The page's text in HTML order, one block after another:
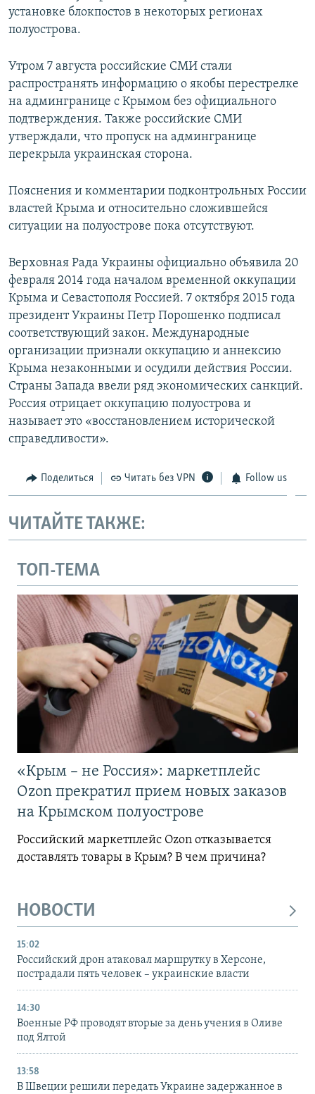
установке блокпостов в некоторых регионах
полуострова.
Утром 7 августа российские СМИ стали
распространять информацию о якобы перестрелке
на админгранице с Крымом без официального
подтверждения. Также российские СМИ
утверждали, что пропуск на админгранице
перекрыла украинская сторона.
Пояснения и комментарии подконтрольных России
властей Крыма и относительно сложившейся
ситуации на полуострове пока отсутствуют.
Верховная Рада Украины официально объявила 20
февраля 2014 года началом временной оккупации
Крыма и Севастополя Россией. 7 октября 2015 года
президент Украины Петр Порошенко подписал
соответствующий закон. Международные
организации признали оккупацию и аннексию
Крыма незаконными и осудили действия России.
Страны Запада ввели ряд экономических санкций.
Россия отрицает оккупацию полуострова и
называет это «восстановлением исторической
справедливости».
Поделиться Читать без VPN Follow us
ЧИТАЙТЕ ТАКЖЕ:
ТОП-ТЕМА
«Крым – не Россия»: маркетплейс
Ozon прекратил прием новых заказов
на Крымском полуострове
Российский маркетплейс Ozon отказывается
доставлять товары в Крым? В чем причина?
НОВОСТИ
15:02
Российский дрон атаковал маршрутку в Херсоне,
пострадали пять человек – украинские власти
14:30
Военные РФ проводят вторые за день учения в Оливе
под Ялтой
13:58
В Швеции решили передать Украине задержанное в